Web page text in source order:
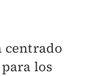
centrado
los